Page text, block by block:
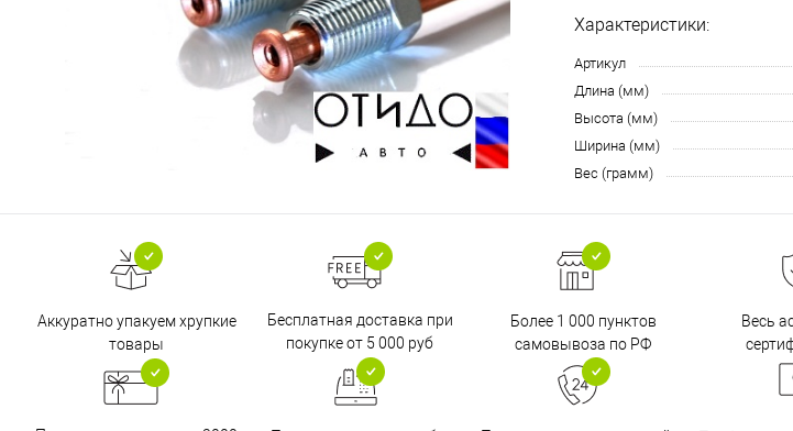
Характеристики:
Артикул
Длина (мм)
Высота (мм)
Ширина (мм)
Вес (грамм)
Аккуратно упакуем хрупкие
товары
Бесплатная доставка при
покупке от 5 000 руб
Более 1 000 пунктов
самовывоза по РФ
Весь